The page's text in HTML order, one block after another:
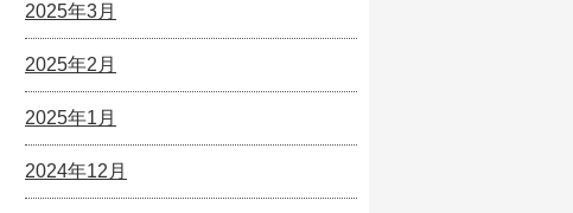
2025年3月
2025年2月
2025年1月
2024年12月